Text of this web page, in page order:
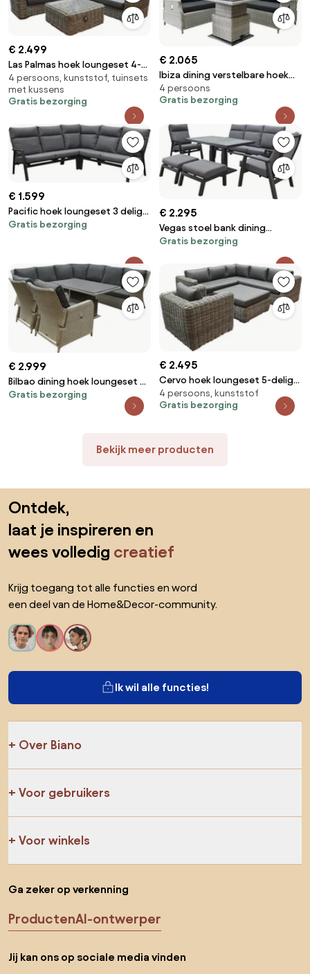
€ 2.499
Las Palmas hoek loungeset 4-
delig grijs wicker
4 persoons, kunststof, tuinsets
met kussens
Gratis bezorging
€ 2.065
Ibiza dining verstelbare hoek
loungeset 4 delig wit grijs met
verstelbare tafel vierkant
4 persoons
Gratis bezorging
€ 1.599
Pacific hoek loungeset 3 delig
aluminium antraciet
Gratis bezorging
€ 2.295
Vegas stoel bank dining
loungeset 6 delig verstelbaar
Gratis bezorging
€ 2.999
Bilbao dining hoek loungeset 6
delig grijs verstelbare tafel
Gratis bezorging
€ 2.495
Cervo hoek loungeset 5-delig
grijs wicker
4 persoons, kunststof
Gratis bezorging
Bekijk meer producten
Ontdek,
laat je inspireren en
wees volledig creatief
Krijg toegang tot alle functies en word
een deel van de Home&Decor-community.
Ik wil alle functies!
Over Biano
Voor gebruikers
Voor winkels
Ga zeker op verkenning
ProductenAI-ontwerper
Jij kan ons op sociale media vinden